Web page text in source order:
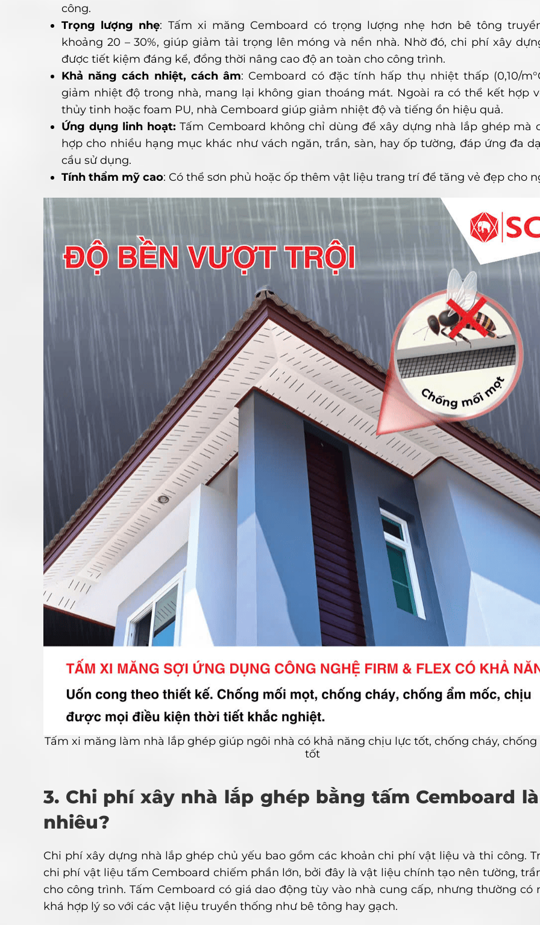
công.
Trọng lượng nhẹ: Tấm xi măng Cemboard có trọng lượng nhẹ hơn bê tông
khoảng 20 – 30%, giúp giảm tải trọng lên móng và nền nhà. Nhờ đó, chi phí xây
được tiết kiệm đáng kể, đồng thời nâng cao độ an toàn cho công trình.
Khả năng cách nhiệt, cách âm: Cemboard có đặc tính hấp thụ nhiệt thấp (0,10/
giảm nhiệt độ trong nhà, mang lại không gian thoáng mát. Ngoài ra có thể kết hợp
thủy tinh hoặc foam PU, nhà Cemboard giúp giảm nhiệt độ và tiếng ồn hiệu quả.
Ứng dụng linh hoạt:Tấm Cemboard không chỉ dùng để xây dựng nhà lắp ghép mà
hợp cho nhiều hạng mục khác như vách ngăn, trần, sàn, hay ốp tường, đáp ứng đa
cầu sử dụng.
Tính thẩm mỹ cao: Có thể sơn phủ hoặc ốp thêm vật liệu trang trí để tăng vẻ đẹp cho
Tấm xi măng làm nhà lắp ghép giúp ngôi nhà có khả năng chịu lực tốt, chống cháy, chống
tốt
3. Chi phí xây nhà lắp ghép bằng tấm Cemboard
nhiêu?
Chi phí xây dựng nhà lắp ghép chủ yếu bao gồm các khoản chi phí vật liệu và thi công.
chi phí vật liệu tấm Cemboard chiếm phần lớn, bởi đây là vật liệu chính tạo nên tường,
cho công trình. Tấm Cemboard có giá dao động tùy vào nhà cung cấp, nhưng thường có
khá hợp lý so với các vật liệu truyền thống như bê tông hay gạch.